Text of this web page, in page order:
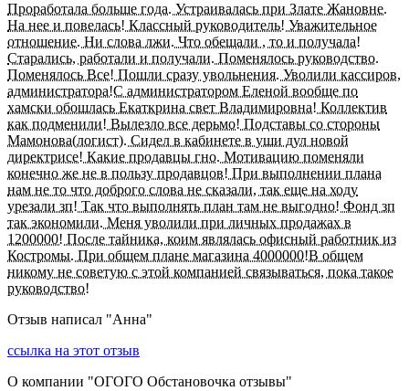
Проработала больше года. Устраивалась при Злате Жановне.
На нее и повелась! Классный руководитель! Уважительное
отношение. Ни слова лжи. Что обещали , то и получала!
Старались, работали и получали. Поменялось руководство.
Поменялось Все! Пошли сразу увольнения. Уволили кассиров,
администратора!С администратором Еленой вообще по
хамски обошлась Екаткрина свет Владимировна! Коллектив
как подменили! Вылезло все дерьмо! Подставы со стороны
Мамонова(логист). Сидел в кабинете в уши дул новой
директрисе! Какие продавцы гно. Мотивацию поменяли
конечно же не в пользу продавцов! При выполнении плана
нам не то что доброго слова не сказали, так еще на ходу
урезали зп! Так что выполнять план там не выгодно! Фонд зп
так экономили. Меня уволили при личных продажах в
1200000! После тайника, коим являлась офисный работник из
Костромы. При общем плане магазина 4000000!В общем
никому не советую с этой компанией связываться, пока такое
руководство!
Отзыв написал "Анна"
ссылка на этот отзыв
О компании "ОГОГО Обстановочка отзывы"